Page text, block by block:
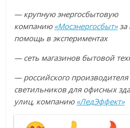
— крупную энергосбытовую
компанию «Мосэнергосбыт»за
помощь в экспериментах
— сеть магазинов бытовой
— российского
светильников для офисных
улиц, компанию «ЛедЭффект»